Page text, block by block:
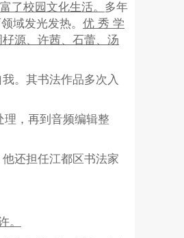
了校园文化生活。 多年
域发光发热。 优 秀 学
杍源、许茜、石蕾、汤
。其书法作品多次入
，再到音频编辑整
还担任江都区书法家
。